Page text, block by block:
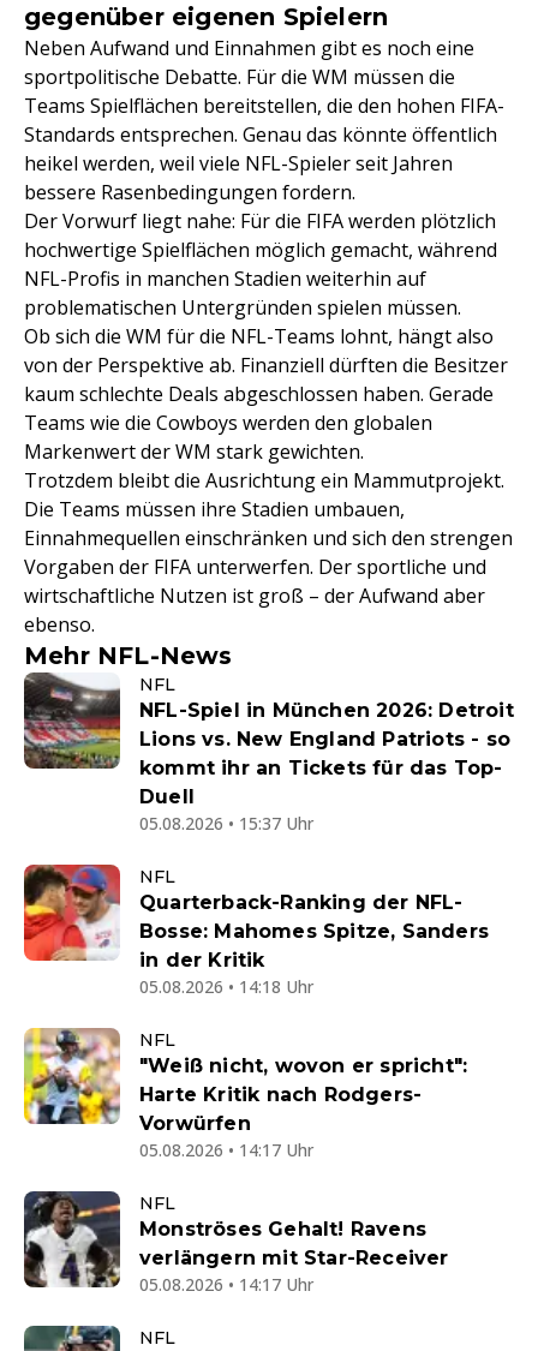
gegenüber eigenen Spielern
Neben Aufwand und Einnahmen gibt es noch eine
sportpolitische Debatte. Für die WM müssen die
Teams Spielflächen bereitstellen, die den hohen FIFA-
Standards entsprechen. Genau das könnte öffentlich
heikel werden, weil viele NFL-Spieler seit Jahren
bessere Rasenbedingungen fordern.
Der Vorwurf liegt nahe: Für die FIFA werden plötzlich
hochwertige Spielflächen möglich gemacht, während
NFL-Profis in manchen Stadien weiterhin auf
problematischen Untergründen spielen müssen.
Ob sich die WM für die NFL-Teams lohnt, hängt also
von der Perspektive ab. Finanziell dürften die Besitzer
kaum schlechte Deals abgeschlossen haben. Gerade
Teams wie die Cowboys werden den globalen
Markenwert der WM stark gewichten.
Trotzdem bleibt die Ausrichtung ein Mammutprojekt.
Die Teams müssen ihre Stadien umbauen,
Einnahmequellen einschränken und sich den strengen
Vorgaben der FIFA unterwerfen. Der sportliche und
wirtschaftliche Nutzen ist groß – der Aufwand aber
ebenso.
Mehr NFL-News
NFL
NFL-Spiel in München 2026: Detroit
Lions vs. New England Patriots - so
kommt ihr an Tickets für das Top-
Duell
05.08.2026 • 15:37 Uhr
NFL
Quarterback-Ranking der NFL-
Bosse: Mahomes Spitze, Sanders
in der Kritik
05.08.2026 • 14:18 Uhr
NFL
"Weiß nicht, wovon er spricht":
Harte Kritik nach Rodgers-
Vorwürfen
05.08.2026 • 14:17 Uhr
NFL
Monströses Gehalt! Ravens
verlängern mit Star-Receiver
05.08.2026 • 14:17 Uhr
NFL